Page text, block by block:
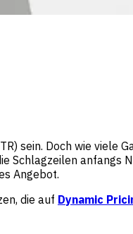
sein. Doch wie viele
Schlagzeilen anfangs
Angebot.
die auf Dynamic